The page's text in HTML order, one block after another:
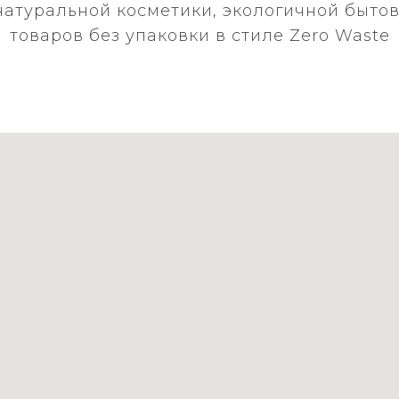
косметики, экологичной
товаров без упаковки в стиле Zero Waste